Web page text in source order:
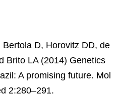
D, Horovitz DD, de
Brito LA (2014) Genetics
A promising future. Mol
2:280–291.